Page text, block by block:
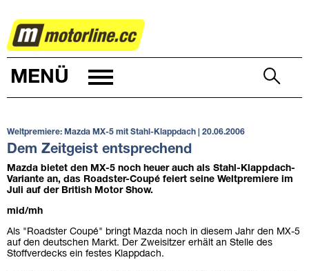
AUTOWELT
MENÜ
Weltpremiere: Mazda MX-5 mit Stahl-Klappdach | 20.06.2006
Dem Zeitgeist entsprechend
Mazda bietet den MX-5 noch heuer auch als Stahl-Klappdach-
Variante an, das Roadster-Coupé feiert seine Weltpremiere im
Juli auf der British Motor Show.
mid/mh
Als "Roadster Coupé" bringt Mazda noch in diesem Jahr den MX-5
auf den deutschen Markt. Der Zweisitzer erhält an Stelle des
Stoffverdecks ein festes Klappdach.